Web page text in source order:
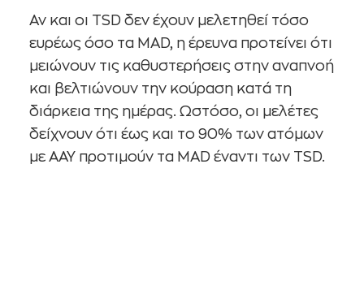
Αν και οι TSD δεν έχουν μελετηθεί τόσο
ευρέως όσο τα MAD, η έρευνα προτείνει ότι
μειώνουν τις καθυστερήσεις στην αναπνοή
και βελτιώνουν την κούραση κατά τη
διάρκεια της ημέρας. Ωστόσο, οι μελέτες
δείχνουν ότι έως και το 90% των ατόμων
με ΑΑΥ προτιμούν τα MAD έναντι των TSD.